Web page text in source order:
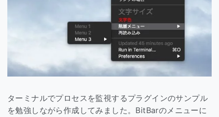
ターミナルでプロセスを監視するプラグインのサンプル
を勉強しながら作成してみました。BitBarのメニューに